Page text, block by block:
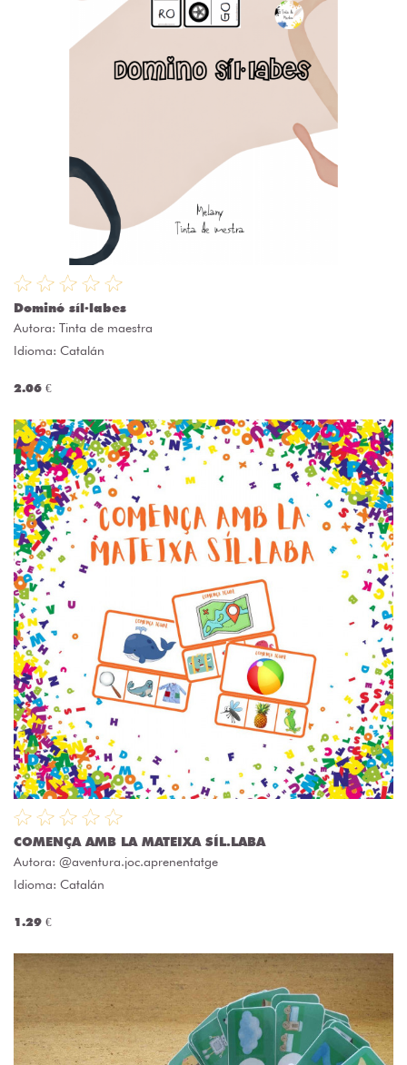
Dominó síl·labes
Autora: Tinta de maestra
Idioma: Catalán
2.06 €
COMENÇA AMB LA MATEIXA SÍL.LABA
Autora: @aventura.joc.aprenentatge
Idioma: Catalán
1.29 €